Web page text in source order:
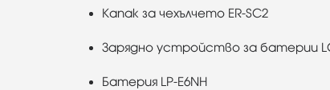
Капак за чехълчето ER-SC2
Зарядно устройство за батерии
Батерия LP-E6NH